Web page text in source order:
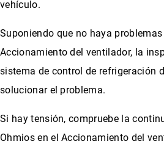
vehículo.
Suponiendo que no haya
Accionamiento del ventilador, la
sistema de control de refrigeración
solucionar el problema.
Si hay tensión, compruebe la
Ohmios en el Accionamiento del